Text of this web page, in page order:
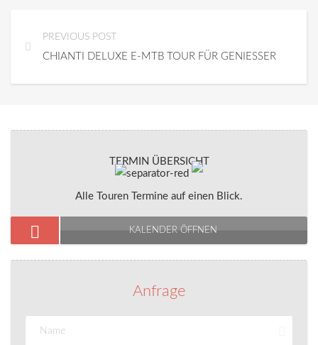
PREVIOUS POST
CHIANTI DELUXE E-MTB TOUR FÜR GENIESSER
TERMIN ÜBERSICHT
Alle Touren Termine auf einen Blick.
KALENDER ÖFFNEN
Anfrage